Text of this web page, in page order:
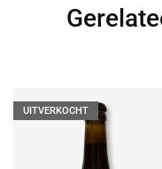
UITVERKOCHT